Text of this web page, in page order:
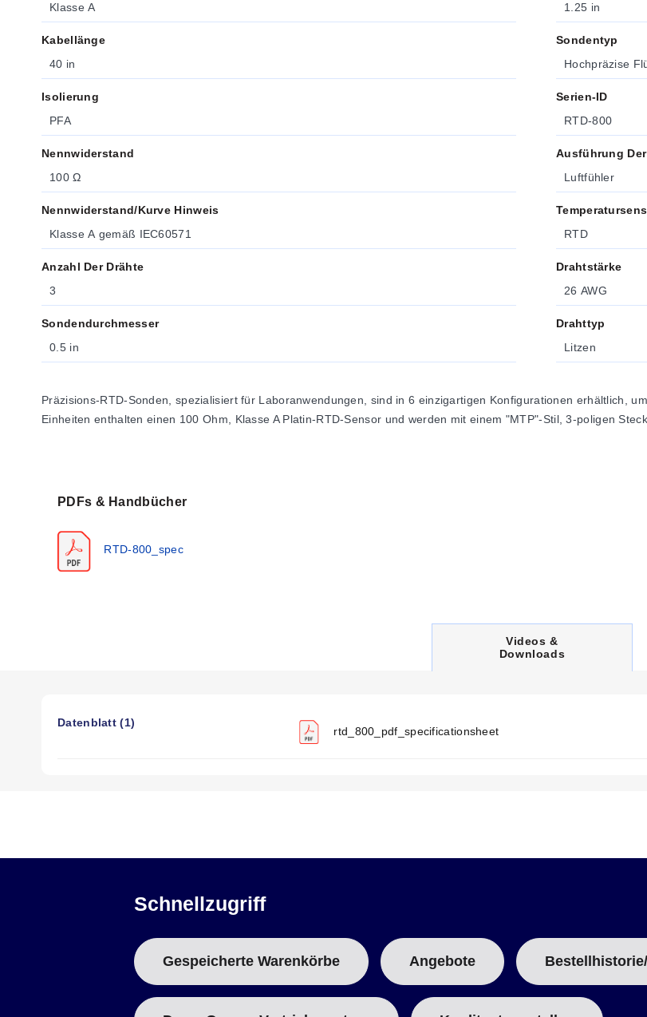
Klasse A
Kabellänge
40 in
Isolierung
PFA
Nennwiderstand
100 Ω
Nennwiderstand/Kurve Hinweis
Klasse A gemäß IEC60571
Anzahl Der Drähte
3
Sondendurchmesser
0.5 in
1.25 in
Sondentyp
Hochpräzise
Serien-ID
RTD-800
Ausführung
Luftfühler
RTD
Drahtstärke
26 AWG
Drahttyp
Litzen
Präzisions-RTD-Sonden, spezialisiert für Laboranwendungen, sind in 6 einzigartigen Konfigurationen erhältlich,
Einheiten enthalten einen 100 Ohm, Klasse A Platin-RTD-Sensor und werden mit einem "MTP"-Stil, 3-poligen
PDFs & Handbücher
RTD-800_spec
C
U
Videos &
Downloads
Datenblatt (1)
rtd_800_pdf_specificationsheet
Schnellzugriff
Gespeicherte Warenkörbe Angebote